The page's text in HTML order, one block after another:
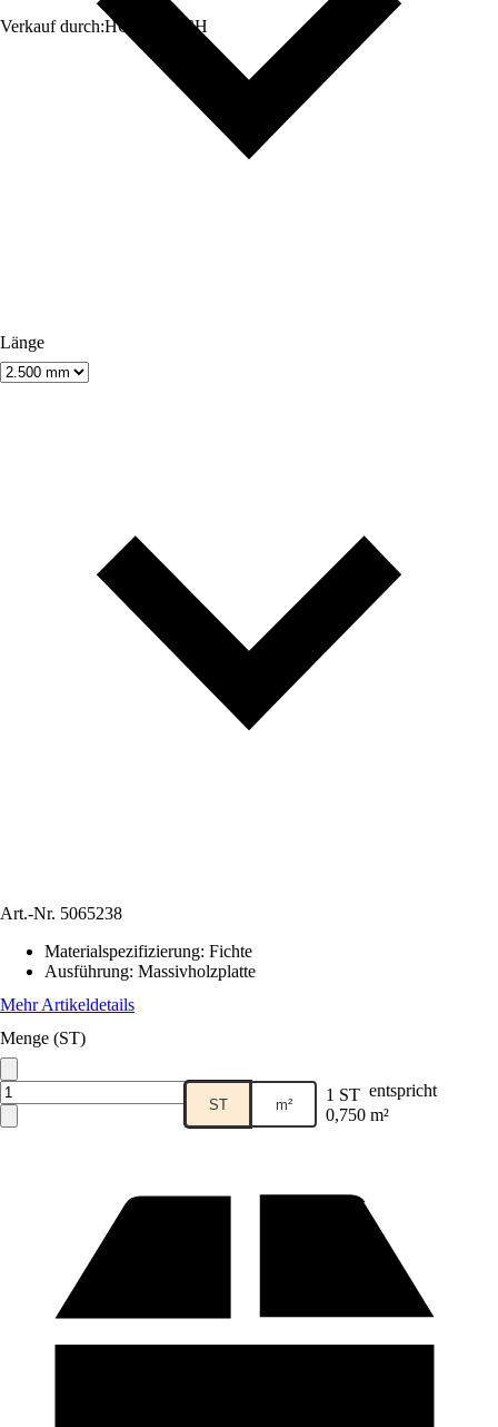
Verkauf durch:HORNBACH
Länge
Art.-Nr. 5065238
Materialspezifizierung: Fichte
Ausführung: Massivholzplatte
Mehr Artikeldetails
Menge (ST)
ST m² 1 ST entspricht
0,750 m²